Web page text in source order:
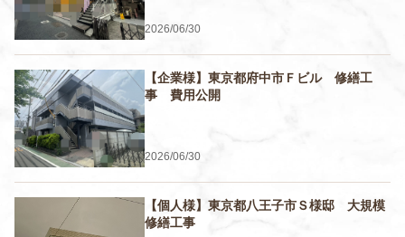
2026/06/30
【企業様】東京都府中市Ｆビル 修繕工
事 費用公開
2026/06/30
【個人様】東京都八王子市Ｓ様邸 大規模
修繕工事